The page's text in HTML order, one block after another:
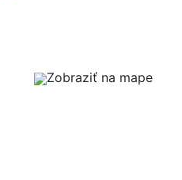
Zobraziť na mape